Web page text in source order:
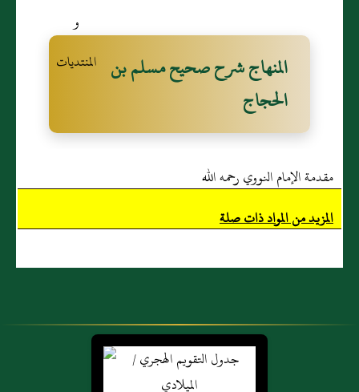
الاسلام )
المنهاج شرح صحيح مسلم بن
الحجاج
مقدمة الإمام النووي رحمه الله
المزيد من المواد ذات صلة